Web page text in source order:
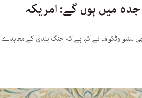
جدہ میں ہوں گے: امریکہ
سٹیو وٹکوف نے کہا ہے کہ جنگ بندی کے معاہدے